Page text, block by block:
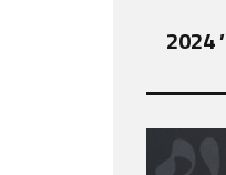
ضيوف غلاف عدد ‘الذبذبات’ 2024